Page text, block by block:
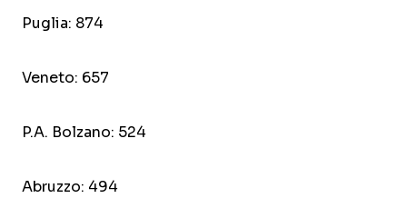
Puglia: 874
Veneto: 657
P.A. Bolzano: 524
Abruzzo: 494